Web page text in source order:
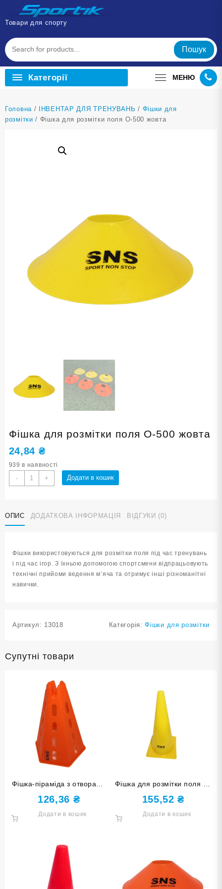
Перейти
вмісту
Товари для спорту
Пошук
Категорії МЕНЮ
Головна / ІНВЕНТАР ДЛЯ ТРЕНУВАНЬ / Фішки для
розмітки / Фішка для розмітки поля O-500 жовта
Фішка для розмітки поля O-500 жовта
24,84 ₴
939 в наявності
-
Фішка
для
O-
500
+ Додати в кошик
ОПИС ДОДАТКОВА ІНФОРМАЦІЯ ВІДГУКИ (0)
Фішки використовуються для розмітки поля під час тренувань
і під час ігор. З їхньою допомогою спортсмени відпрацьовують
технічні прийоми ведення м’яча та отримує інші різноманітні
навички.
Артикул: 13018 Категорія:Фішки для розмітки
Супутні товари
Фішка-піраміда з отворами
31 см оранжева O-992-6-
ОРН
126,36 ₴
Додати в кошик
Фішка для розмітки поля 38
см жовта F-38cm-Ж
155,52₴
Додати в кошик